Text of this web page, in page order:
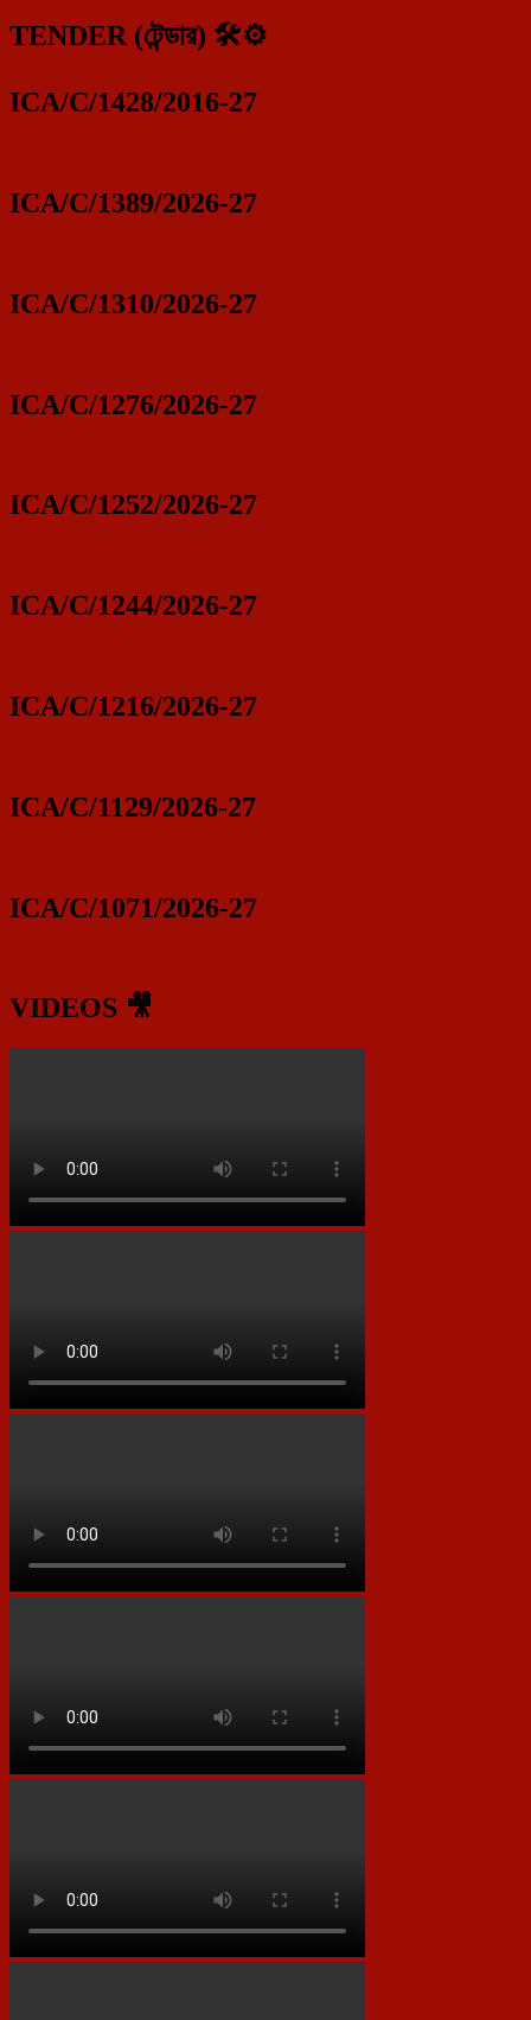
TENDER (টেন্ডার) 🛠️⚙️
ICA/C/1428/2016-27
ICA/C/1389/2026-27
ICA/C/1310/2026-27
ICA/C/1276/2026-27
ICA/C/1252/2026-27
ICA/C/1244/2026-27
ICA/C/1216/2026-27
ICA/C/1129/2026-27
ICA/C/1071/2026-27
VIDEOS 🎥